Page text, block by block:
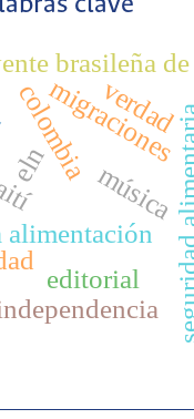
editorial
alimentación
migraciones
brasileña
colombia
música
eln
verdad